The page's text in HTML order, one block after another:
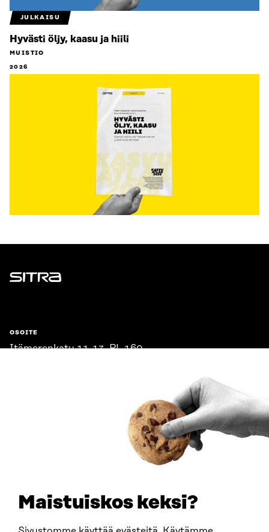
Maistuiskos keksi?
JULKAISU
Hyvästi öljy, kaasu ja hiili
MUISTIO
2026
Sitra
OSOITE
Itämerenkatu 11-13, PL 160,